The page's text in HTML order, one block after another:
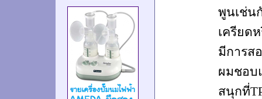
พูนเช่น
เครียด
มีการส
ผมชอบ
สนุกที่